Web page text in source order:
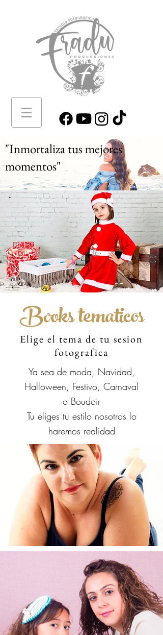
"Inmortaliza tus mejores
momentos"
Books tematicos
Elige el tema de tu sesion
fotografica
Ya sea de moda, Navidad,
Halloween, Festivo, Carnaval
o Boudoir
Tu eliges tu estilo nosotros lo
haremos realidad